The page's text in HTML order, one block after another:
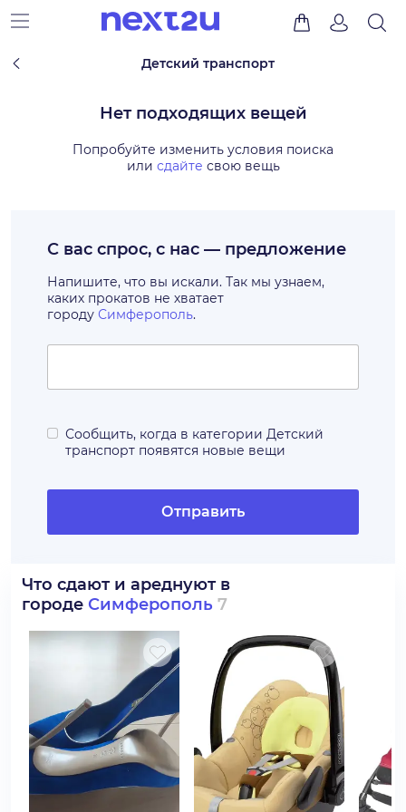
Детский транспорт
Нет подходящих вещей
Попробуйте изменить условия поиска
или сдайте свою вещь
С вас спрос, с нас — предложение
Напишите, что вы искали. Так мы узнаем,
каких прокатов не хватает
городу Симферополь.
Сообщить, когда в категории Детский
транспорт появятся новые вещи
Отправить
Что сдают и ареднуют в
городе Симферополь 7